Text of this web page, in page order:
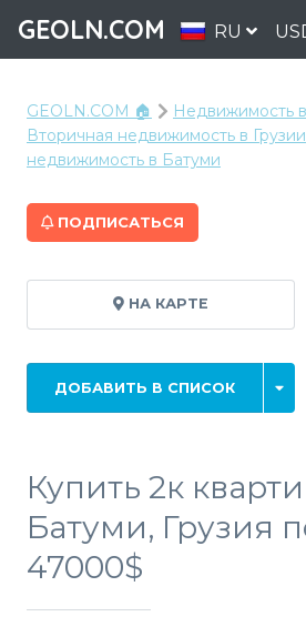
GEOLN.COM RU
GEOLN.COM 🏠
Недвижимость
Вторичная недвижимость в Грузии
недвижимость в Батуми
ПОДПИСАТЬСЯ
НА КАРТЕ
ДОБАВИТЬ В СПИСОК
Купить 2к
Батуми, Грузия
47000$